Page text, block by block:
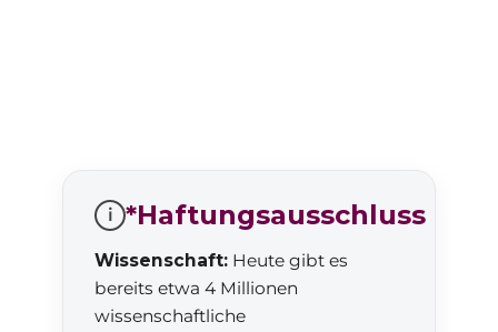
i *Haftungsausschluss
Wissenschaft: Heute gibt es
bereits etwa 4 Millionen
wissenschaftliche